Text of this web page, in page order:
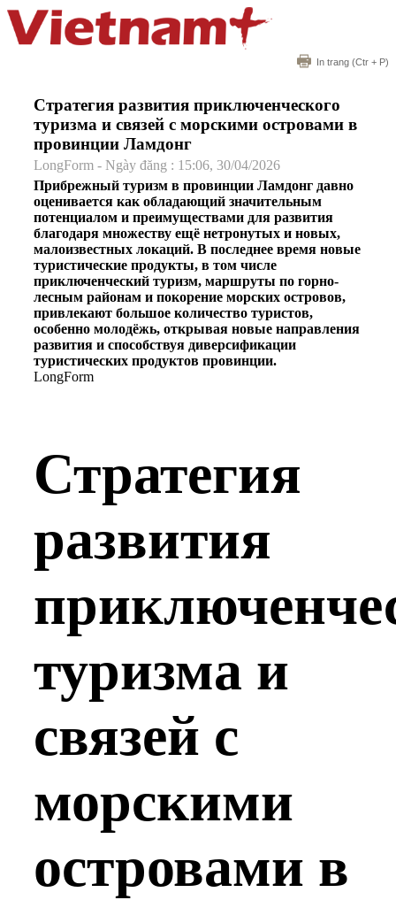
In trang (Ctr + P)
Стратегия развития приключенческого
туризма и связей с морскими островами в
провинции Ламдонг
LongForm - Ngày đăng : 15:06, 30/04/2026
Прибрежный туризм в провинции Ламдонг давно
оценивается как обладающий значительным
потенциалом и преимуществами для развития
благодаря множеству ещё нетронутых и новых,
малоизвестных локаций. В последнее время новые
туристические продукты, в том числе
приключенческий туризм, маршруты по горно-
лесным районам и покорение морских островов,
привлекают большое количество туристов,
особенно молодёжь, открывая новые направления
развития и способствуя диверсификации
туристических продуктов провинции.
LongForm
Стратегия
развития
туризма и
связей с
морскими
островами в